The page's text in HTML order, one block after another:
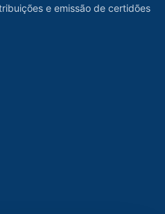
e emissão de certidões